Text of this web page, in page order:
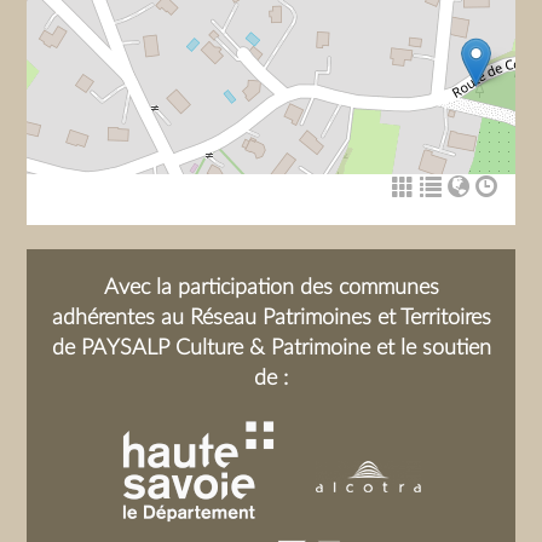
Avec la participation des communes
adhérentes au Réseau Patrimoines et Territoires
de PAYSALP Culture & Patrimoine et le soutien
de :